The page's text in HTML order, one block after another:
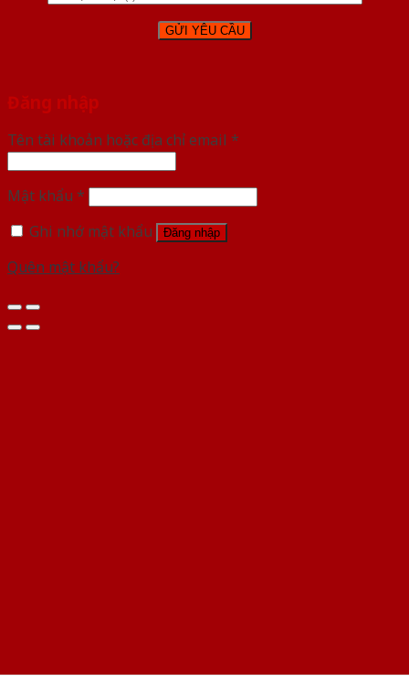
Đăng nhập
Tên tài khoản hoặc địa chỉ email *
Mật khẩu *
Ghi nhớ mật khẩu
Đăng nhập
Quên mật khẩu?